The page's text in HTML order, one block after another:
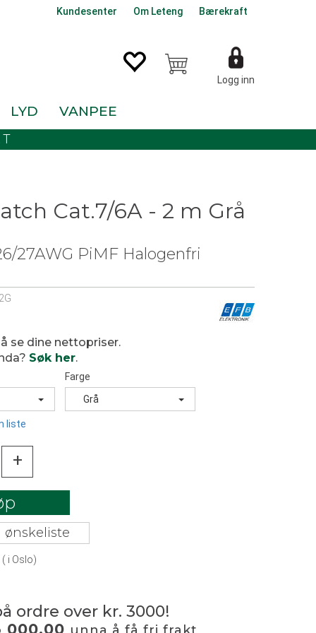
Kundesenter Om Leteng Bærekraft
Logg inn
LYD VANPEE
Cat.7/6A - 2 m Grå
27AWG PiMF Halogenfri
se dine nettopriser.
Søk her.
Farge
Grå
liste
+
ønskeliste
( i Oslo)
ordre over kr. 3000!
000,00